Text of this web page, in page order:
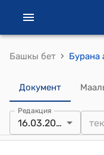
Башкы бет ›
Документ
Редакция
16.03.2024